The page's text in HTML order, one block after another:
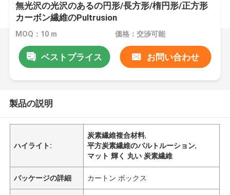
無光沢の光沢のあるの円形/長方形/楕円形/正方形
カーボン繊維のPultrusion
MOQ：10 m 価格：交渉可能
ベストプライス お問い合わせ
製品の説明
ハイライト:
炭素繊維複合材料,
平方炭素繊維のパルトルーション,
マット 輝く 丸い 炭素繊維
パッケージの詳細 カートン ボックス